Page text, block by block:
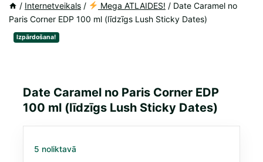
/ Internetveikals / Mega ATLAIDES! / Date Caramel no
Paris Corner EDP 100 ml (līdzīgs Lush Sticky Dates)
Izpārdošana!
Date Caramel no Paris Corner EDP
100 ml (līdzīgs Lush Sticky Dates)
5 noliktavā